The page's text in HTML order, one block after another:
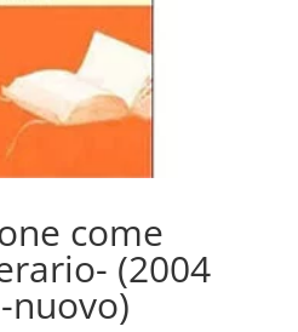
come
(2004